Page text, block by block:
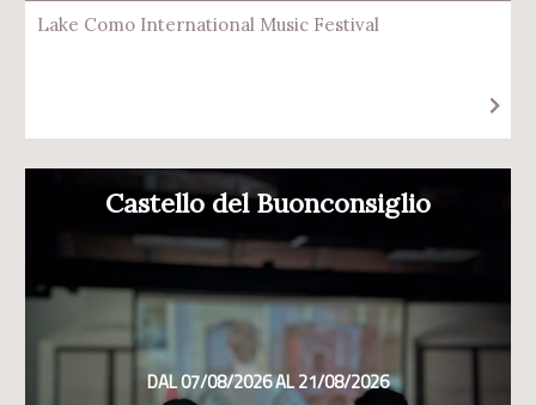
Lake Como International Music Festival
Castello del Buonconsiglio
DAL 07/08/2026 AL 21/08/2026